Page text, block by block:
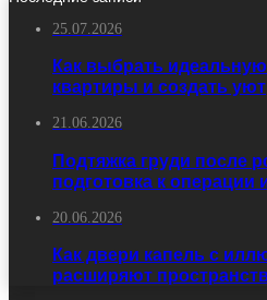
25.07.2026
Как выбрать
квартиры и создать уют
21.06.2026
Подтяжка груди после
подготовка к операции
20.06.2026
Как двери капель с
расширяют